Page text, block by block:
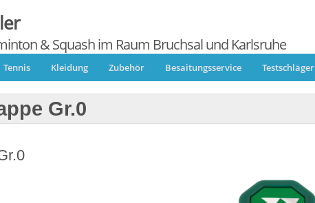
& Squash im Raum Bruchsal und Karlsruhe
Tennis Kleidung Zubehör Besaitungsservice Testschläger
Gr.0